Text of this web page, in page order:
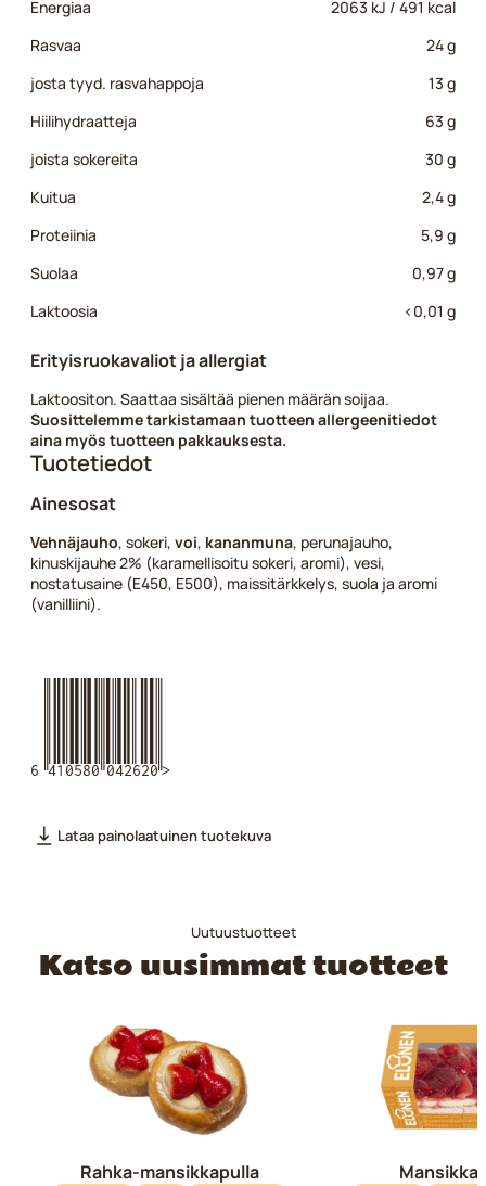
Energiaa
2063 kJ / 491 kcal
Rasvaa
24 g
josta tyyd. rasvahappoja
13 g
Hiilihydraatteja
63 g
joista sokereita
30 g
Kuitua
2,4 g
Proteiinia
5,9 g
Suolaa
0,97 g
Laktoosia
<0,01 g
Erityisruokavaliot ja allergiat
Laktoositon. Saattaa sisältää pienen määrän soijaa.
Suosittelemme tarkistamaan tuotteen allergeenitiedot
aina myös tuotteen pakkauksesta.
Tuotetiedot
Ainesosat
Vehnäjauho, sokeri, voi, kananmuna, perunajauho,
kinuskijauhe 2% (karamellisoitu sokeri, aromi), vesi,
nostatusaine (E450, E500), maissitärkkelys, suola ja aromi
(vanilliini).
Lataa painolaatuinen tuotekuva
Uutuustuotteet
Katso uusimmat tuotteet
Rahka-mansikkapulla